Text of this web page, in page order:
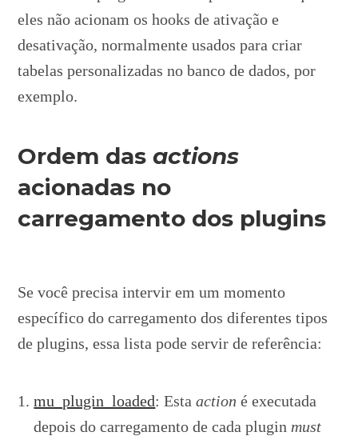
eles não acionam os hooks de ativação e
desativação, normalmente usados para criar
tabelas personalizadas no banco de dados, por
exemplo.
Ordem dasactions
acionadas no
carregamento dos plugins
Se você precisa intervir em um momento
específico do carregamento dos diferentes tipos
de plugins, essa lista pode servir de referência:
mu_plugin_loaded: Estaaction é executada
depois do carregamento de cada plugin must